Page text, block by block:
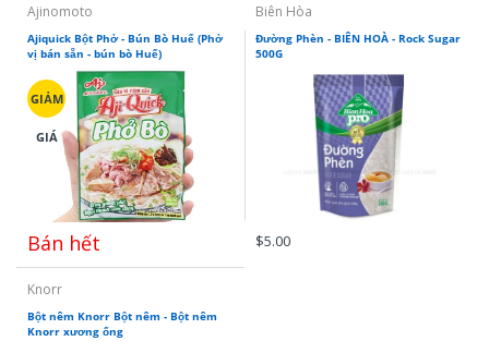
Ajinomoto
Ajiquick Bột Phở - Bún Bò Huế (Phở
vị bán sẵn - bún bò Huế)
GIẢM
GIÁ
Bán hết
Biên Hòa
Đường Phèn - BIÊN HOÀ - Rock Sugar
500G
$5.00
Knorr
Bột nêm Knorr Bột nêm - Bột nêm
Knorr xương ống